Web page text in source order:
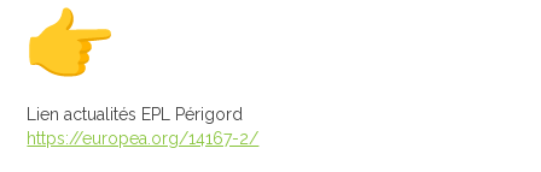
Lien actualités EPL Périgord
https://europea.org/14167-2/